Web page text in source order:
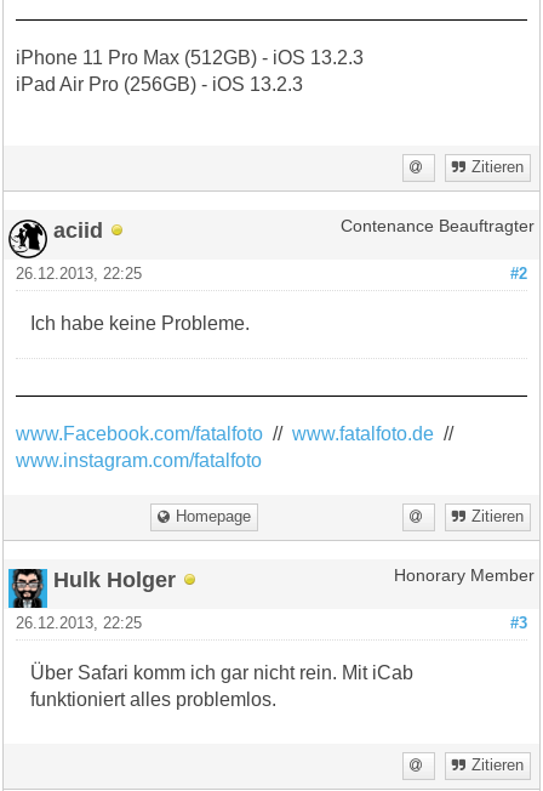
iPhone 11 Pro Max (512GB) - iOS 13.2.3
iPad Air Pro (256GB) - iOS 13.2.3
Zitieren
aciid Contenance Beauftragter
#2
26.12.2013, 22:25
Ich habe keine Probleme.
www.Facebook.com/fatalfoto //www.fatalfoto.de //
www.instagram.com/fatalfoto
Homepage Zitieren
Hulk Holger Honorary Member
#3
26.12.2013, 22:25
Über Safari komm ich gar nicht rein. Mit iCab
funktioniert alles problemlos.
Zitieren